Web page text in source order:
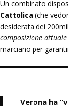
Un combinato
Cattolica (che
desiderata dei
composizione
marciano per
Verona ha